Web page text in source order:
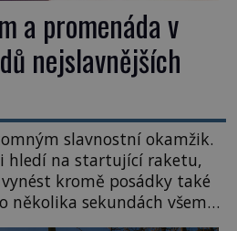
a promenáda v
nejslavnějších
slavnostní okamžik.
hledí na startující raketu,
kromě posádky také
několika sekundách všem
totiž exploduje. Jejich